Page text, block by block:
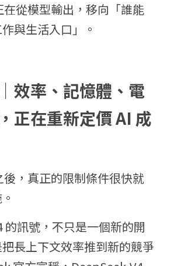
在從模型輸出，移向「誰能
與生活入口」。
效率、記憶體、電
正在重新定價 AI 成
，真正的限制條件很快就
的訊號，不只是一個新的開
長上下文效率推到新的競爭